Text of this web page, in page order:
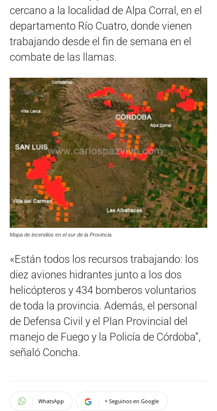
cercano a la localidad de Alpa Corral, en el
departamento Río Cuatro, donde vienen
trabajando desde el fin de semana en el
combate de las llamas.
Mapa de incendios en el sur de la Provincia.
«Están todos los recursos trabajando: los
diez aviones hidrantes junto a los dos
helicópteros y 434 bomberos voluntarios
de toda la provincia. Además, el personal
de Defensa Civil y el Plan Provincial del
manejo de Fuego y la Policía de Córdoba”,
señaló Concha.
WhatsApp + Seguinos en Google